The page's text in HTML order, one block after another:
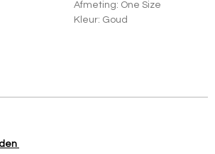
Afmeting: One Size
Kleur: Goud